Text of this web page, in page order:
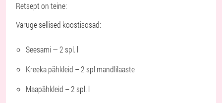
Retsept on teine:
Varuge sellised koostisosad:
Seesami — 2 spl. l
Kreeka pähkleid – 2 spl mandlilaaste
Maapähkleid – 2 spl. l